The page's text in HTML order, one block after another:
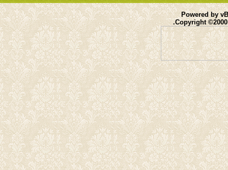
Powered by
Copyright